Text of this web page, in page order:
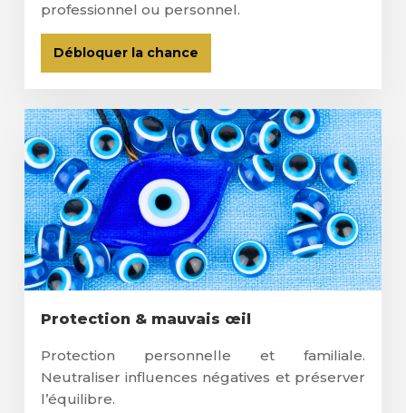
professionnel ou personnel.
Débloquer la chance
Protection & mauvais œil
Protection personnelle et familiale.
Neutraliser influences négatives et préserver
l’équilibre.